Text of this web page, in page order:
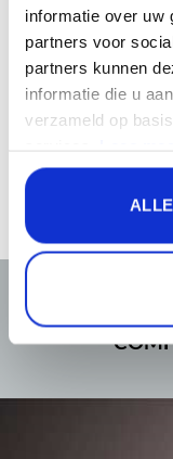
informatie over uw
partners voor
partners kunnen
informatie die u
verzameld op
Sommige van de
bedoeld voor
effectiviteit van